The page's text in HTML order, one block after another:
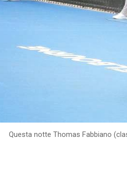
Questa notte Thomas Fabbiano